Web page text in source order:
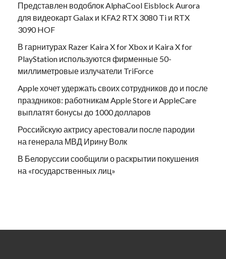
Представлен водоблок AlphaCool Eisblock Aurora
для видеокарт Galax и KFA2 RTX 3080 Ti и RTX
3090 HOF
В гарнитурах Razer Kaira X for Xbox и Kaira X for
PlayStation используются фирменные 50-
миллиметровые излучатели TriForce
Apple хочет удержать своих сотрудников до и после
праздников: работникам Apple Store и AppleCare
выплатят бонусы до 1000 долларов
Российскую актрису арестовали после пародии
на генерала МВД Ирину Волк
В Белоруссии сообщили о раскрытии покушения
на «государственных лиц»